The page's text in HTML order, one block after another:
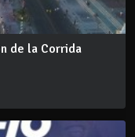
de la Corrida